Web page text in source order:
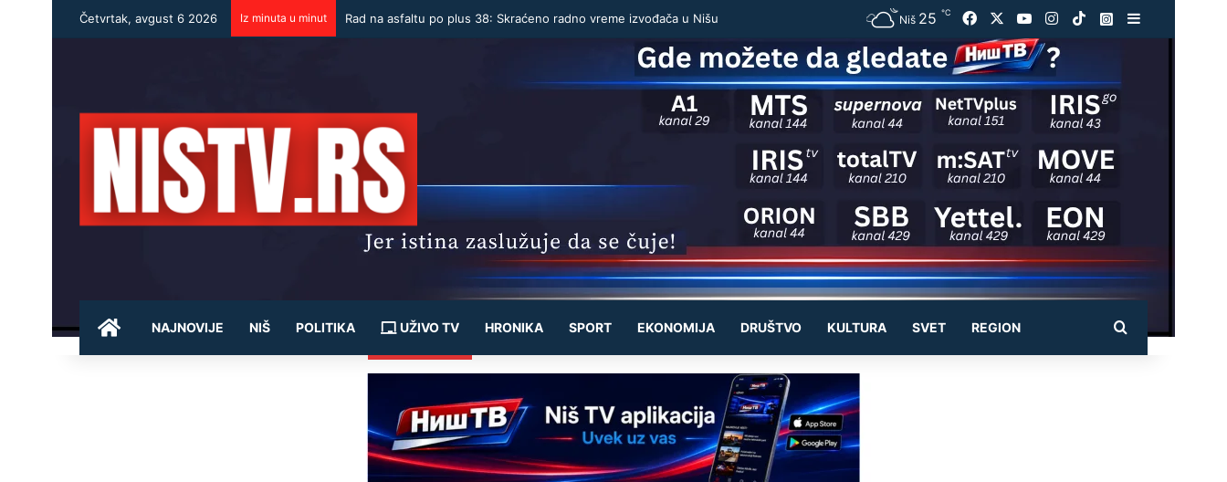
Četvrtak, avgust 6 2026 Iz minuta u minut Rad na asfaltu po plus 38: Skraćeno radno vreme izvođača u Nišu Niš 25 ℃ Facebook YouTubeInstagram
TikTokInstagram
POČETNA
NAJNOVIJE NIŠ POLITIKA UŽIVO TV HRONIKA SPORT EKONOMIJA DRUŠTVO KULTURA SVET REGION Pretraži